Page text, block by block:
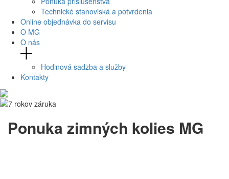
Technické stanoviská a potvrdenia
Online objednávka do servisu
O MG
O nás
Hodinová sadzba a služby
Kontakty
Ponuka zimných kolies MG